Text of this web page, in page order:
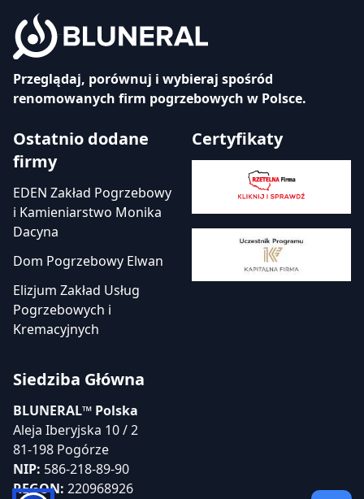
Przeglądaj, porównuj i wybieraj spośród
renomowanych firm pogrzebowych w Polsce.
Ostatnio dodane
firmy
EDEN Zakład Pogrzebowy
i Kamieniarstwo Monika
Dacyna
Dom Pogrzebowy Elwan
Elizjum Zakład Usług
Pogrzebowych i
Kremacyjnych
Certyfikaty
Siedziba Główna
BLUNERAL™ Polska
Aleja Iberyjska 10 / 2
81-198 Pogórze
NIP: 586-218-89-90
REGON: 220968926